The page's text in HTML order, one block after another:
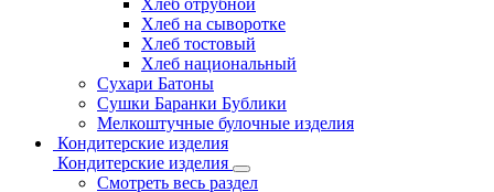
Хлеб отрубной
Хлеб на сыворотке
Хлеб тостовый
Хлеб национальный
Сухари Батоны
Сушки Баранки Бублики
Мелкоштучные булочные изделия
Кондитерские изделия
Кондитерские изделия
Смотреть весь раздел